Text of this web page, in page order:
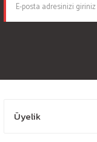
Üyelik